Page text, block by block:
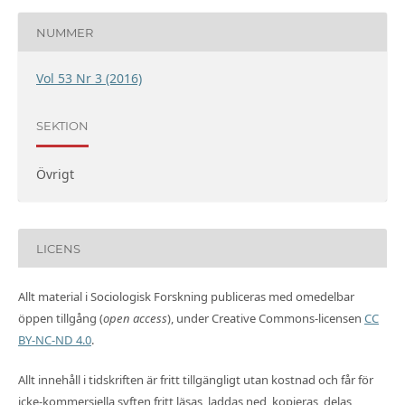
NUMMER
Vol 53 Nr 3 (2016)
SEKTION
Övrigt
LICENS
Allt material i Sociologisk Forskning publiceras med omedelbar
öppen tillgång (open access), under Creative Commons-licensen CC
BY-NC-ND 4.0.
Allt innehåll i tidskriften är fritt tillgängligt utan kostnad och får för
icke-kommersiella syften fritt läsas, laddas ned, kopieras, delas,